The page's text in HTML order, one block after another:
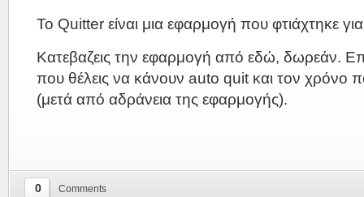
Το Quitter είναι μια εφαρμογή που φτιάχτηκε
Κατεβαζεις την εφαρμογή από εδώ, δωρεάν.
που θέλεις να κάνουν auto quit και τον χρόνο
(μετά από αδράνεια της εφαρμογής).
0 Comments